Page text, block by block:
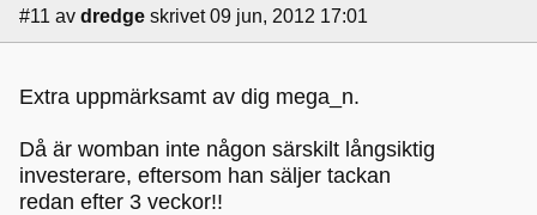
#11 av dredge skrivet 09 jun, 2012 17:01
Extra uppmärksamt av dig mega_n.
Då är womban inte någon särskilt långsiktig
investerare, eftersom han säljer tackan
redan efter 3 veckor!!